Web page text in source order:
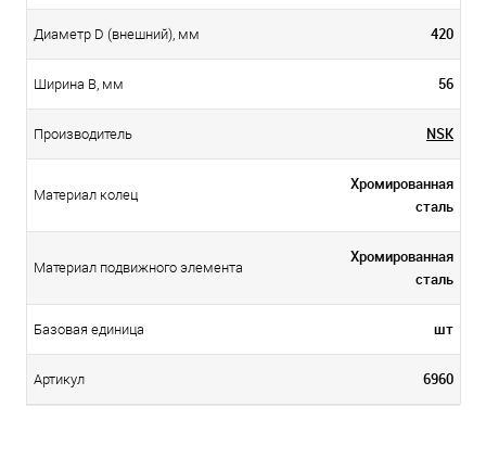
Диаметр D (внешний), мм 420
Ширина B, мм 56
Производитель NSK
Материал колец
Хромированная
сталь
Материал подвижного элемента
Хромированная
сталь
Базовая единица шт
Артикул 6960